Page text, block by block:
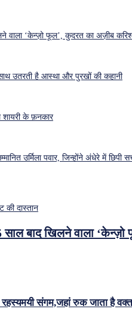
वाला ‘केन्ज़ो फूल’, कुदरत का अज़ीब
उतरती है आस्था और पुरखों की कहानी
शायरी के फ़नकार
उर्मिला पवार, जिन्होंने अंधेरे में छिपी
की दास्तान
बाद खिलने वाला ‘केन्ज़ो
रहस्यमयी संगम,जहां रुक जाता है